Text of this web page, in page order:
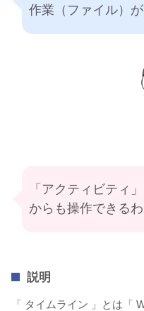
作業（ファイル）が
「アクティビティ
からも操作できるわ
説明
「 タイムライン 」とは「